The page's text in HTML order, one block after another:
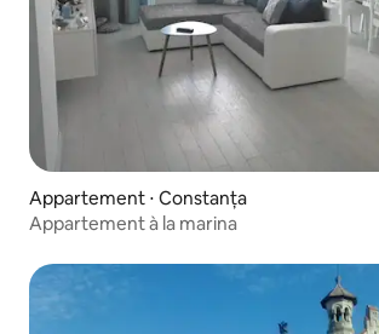
Appartement ⋅ Constanța
Appartement à la marina